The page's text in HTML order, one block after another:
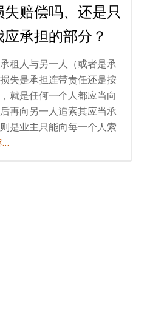
赔偿吗、还是只
承担的部分？
租人与另一人（或者是承
失是承担连带责任还是按
就是任何一个人都应当向
再向另一人追索其应当承
是业主只能向每一个人索
…